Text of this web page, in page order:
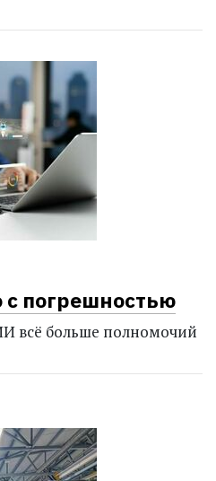
с погрешностью
всё больше полномочий